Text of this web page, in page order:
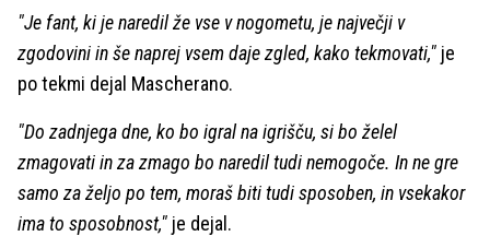
"Je fant, ki je naredil že vse v nogometu, je največji v
zgodovini in še naprej vsem daje zgled, kako tekmovati," je
po tekmi dejal Mascherano.
"Do zadnjega dne, ko bo igral na igrišču, si bo želel
zmagovati in za zmago bo naredil tudi nemogoče. In ne gre
samo za željo po tem, moraš biti tudi sposoben, in vsekakor
ima to sposobnost," je dejal.